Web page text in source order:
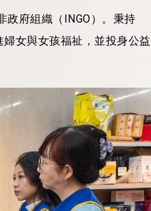
政府組織（INGO）。秉持
女與女孩福祉，並投身公益